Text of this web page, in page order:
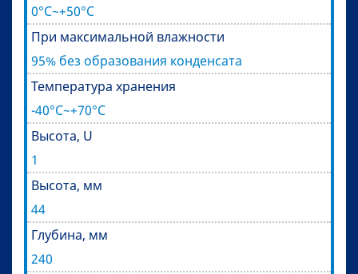
0°C~+50°C
При максимальной влажности
95% без образования конденсата
Температура хранения
-40°C~+70°C
Высота, U
1
Высота, мм
44
Глубина, мм
240